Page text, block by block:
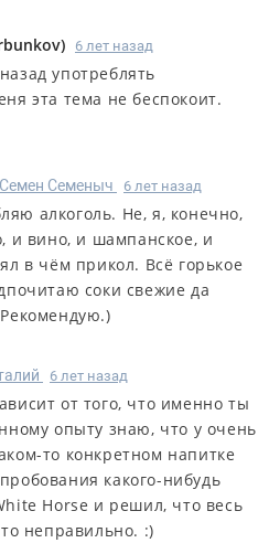
) 6 лет назад
употреблять
эта тема не беспокоит.
Семен Семеныч 6 лет назад
алкоголь. Не, я, конечно,
и вино, и шампанское, и
в чём прикол. Всё горькое
соки свежие да
6 лет назад
от того, что именно ты
опыту знаю, что у очень
то конкретном напитке
какого-нибудь
Horse и решил, что весь
неправильно. :)